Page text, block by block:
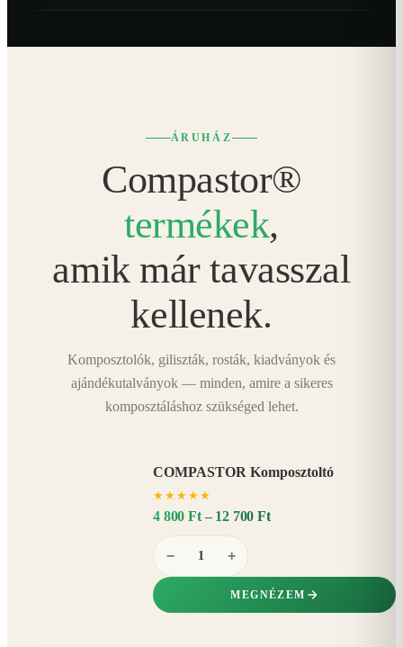
ÁRUHÁZ
Compastor®
termékek,
amik már tavasszal
kellenek.
Komposztolók, giliszták, rosták, kiadványok és
ajándékutalványok — minden, amire a sikeres
komposztáláshoz szükséged lehet.
COMPASTOR Komposztoltó
★ ★ ★ ★ ★
4 800 Ft – 12 700 Ft
− +
MEGNÉZEM